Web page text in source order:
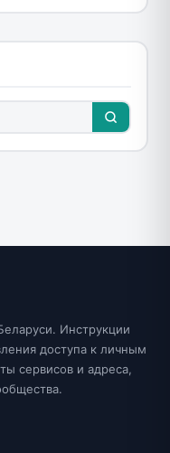
Инструкции
доступа к личным
сервисов и адреса,